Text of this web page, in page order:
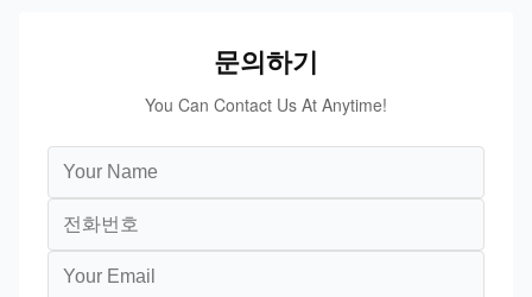
문의하기
You Can Contact Us At Anytime!